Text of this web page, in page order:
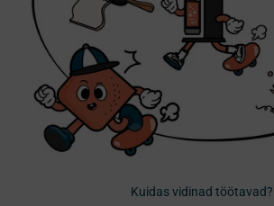
Kuidas vidinad töötavad?